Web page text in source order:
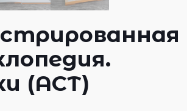
(АСТ)